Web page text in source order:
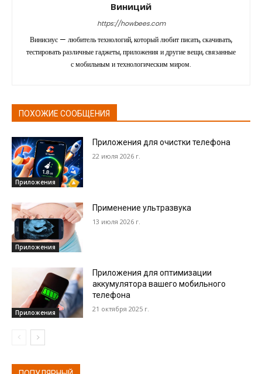
Виниций
https://howbees.com
Винисиус — любитель технологий, который любит писать, скачивать,
тестировать различные гаджеты, приложения и другие вещи, связанные
с мобильным и технологическим миром.
ПОХОЖИЕ СООБЩЕНИЯ
Приложения
Приложения для очистки телефона
22 июля 2026 г.
Приложения
Применение ультразвука
13 июля 2026 г.
Приложения
Приложения для оптимизации
аккумулятора вашего мобильного
телефона
21 октября 2025 г.